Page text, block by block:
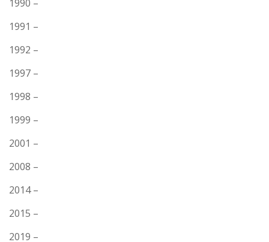
1990 –
1991 –
1992 –
1997 –
1998 –
1999 –
2001 –
2008 –
2014 –
2015 –
2019 –